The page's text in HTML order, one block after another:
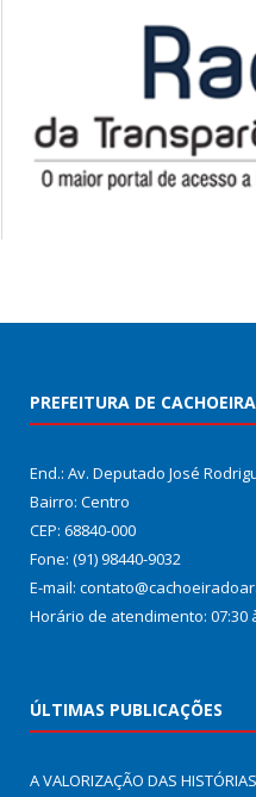
PREFEITURA DE
End.: Av. Deputado José
Bairro: Centro
CEP: 68840-000
Fone: (91) 98440-9032
E-mail:
Horário de atendimento: 07:30
ÚLTIMAS PUBLICAÇÕES
A VALORIZAÇÃO DAS